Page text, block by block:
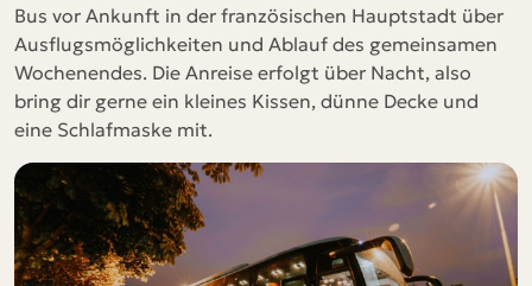
Bus vor Ankunft in der französischen Hauptstadt über
Ausflugsmöglichkeiten und Ablauf des gemeinsamen
Wochenendes. Die Anreise erfolgt über Nacht, also
bring dir gerne ein kleines Kissen, dünne Decke und
eine Schlafmaske mit.